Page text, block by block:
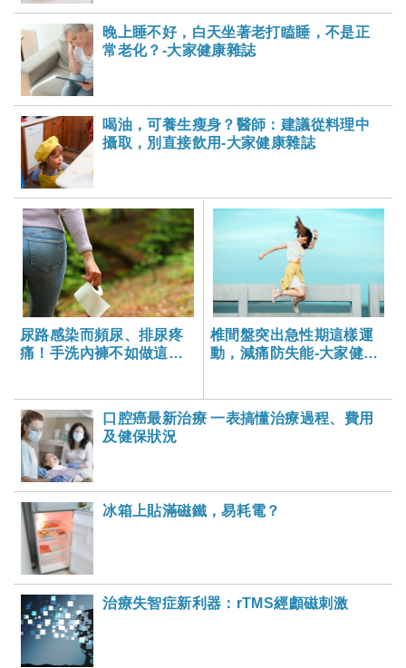
晚上睡不好，白天坐著老打瞌睡，不是正
常老化？-大家健康雜誌
喝油，可養生瘦身？醫師：建議從料理中
攝取，別直接飲用-大家健康雜誌
尿路感染而頻尿、排尿疼
痛！手洗內褲不如做這些
椎間盤突出急性期這樣運
動，減痛防失能-大家健康
口腔癌最新治療 一表搞懂治療過程、費用
及健保狀況
冰箱上貼滿磁鐵，易耗電？
​治療失智症新利器：rTMS經顱磁刺激